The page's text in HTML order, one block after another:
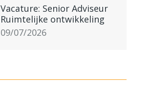
Vacature: Senior Adviseur
Ruimtelijke ontwikkeling
09/07/2026